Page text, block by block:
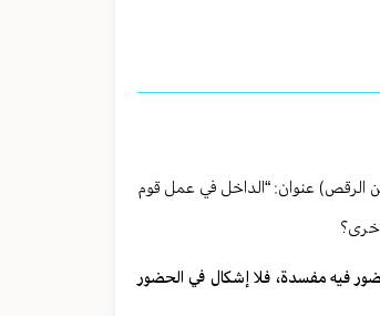
الرقص) عنوان: “الداخل في عمل قوم
فيه مفسدة، فلا إشكال في الحضور